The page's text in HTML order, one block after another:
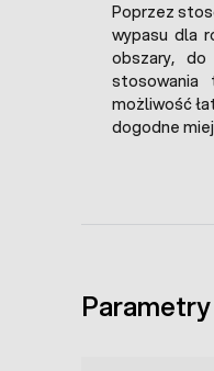
Poprzez
wypasu dla
obszary,
możliwość
dogodne
Parametry